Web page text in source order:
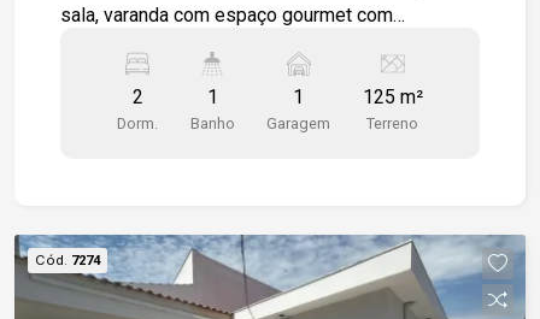
sala, varanda com espaço gourmet com
2
Dorm.
1
Banho
1
Garagem
125 m²
Terreno
Cód. 7274